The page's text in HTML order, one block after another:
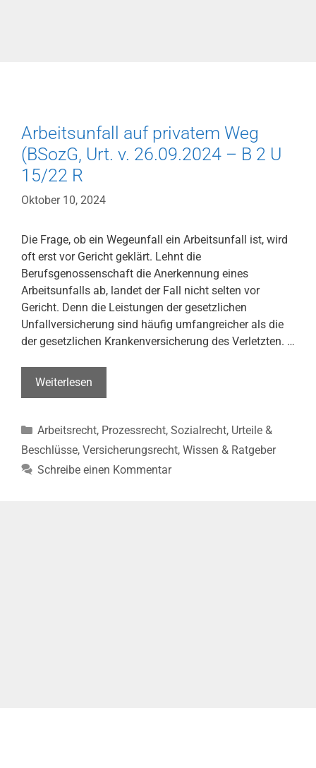
Arbeitsunfall auf privatem Weg
(BSozG, Urt. v. 26.09.2024 – B 2 U
15/22 R
Oktober 10, 2024
Die Frage, ob ein Wegeunfall ein Arbeitsunfall ist, wird
oft erst vor Gericht geklärt. Lehnt die
Berufsgenossenschaft die Anerkennung eines
Arbeitsunfalls ab, landet der Fall nicht selten vor
Gericht. Denn die Leistungen der gesetzlichen
Unfallversicherung sind häufig umfangreicher als die
der gesetzlichen Krankenversicherung des Verletzten. …
Weiterlesen
auf
Weg
(BSozG,
Urt.
Kategorien
Arbeitsrecht, Prozessrecht, Sozialrecht, Urteile &
Beschlüsse, Versicherungsrecht, Wissen & Ratgeber
Schreibe einen Kommentar